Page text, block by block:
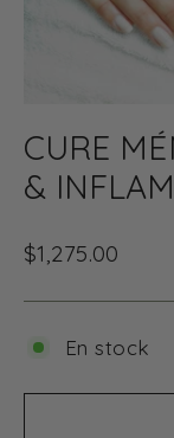
CURE
&
Prix
$1,275.00
En stock